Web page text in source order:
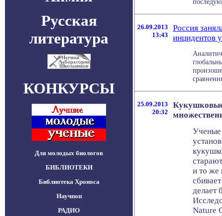
Русская
литература
КОНКУРСЫ
Для молодых биологов
БИБЛИОТЕКИ
Библиотека Хроноса
Научпоп
РАДИО
26.09.2013
13:43
Россия
инцидентов
25.09.2013
20:32
и то же
делает
Nature